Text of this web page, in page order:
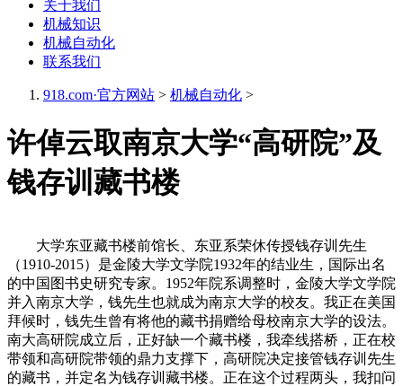
关于我们
机械知识
机械自动化
联系我们
918.com·官方网站 > 机械自动化 >
许倬云取南京大学“高研院”及
钱存训藏书楼
大学东亚藏书楼前馆长、东亚系荣休传授钱存训先生
（1910-2015）是金陵大学文学院1932年的结业生，国际出名
的中国图书史研究专家。1952年院系调整时，金陵大学文学院
并入南京大学，钱先生也就成为南京大学的校友。我正在美国
拜候时，钱先生曾有将他的藏书捐赠给母校南京大学的设法。
南大高研院成立后，正好缺一个藏书楼，我牵线搭桥，正在校
带领和高研院带领的鼎力支撑下，高研院决定接管钱存训先生
的藏书，并定名为钱存训藏书楼。正在这个过程两头，我扣问